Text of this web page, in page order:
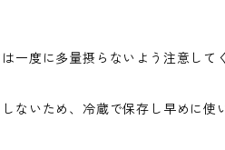
一度に多量摂らないよう注意して
ないため、冷蔵で保存し早めに使